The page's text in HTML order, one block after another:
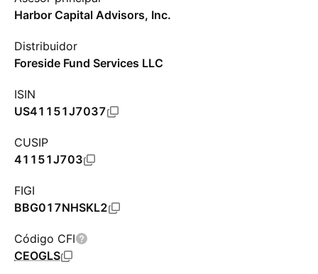
Harbor Capital Advisors, Inc.
Distribuidor
Foreside Fund Services LLC
ISIN
US41151J7037
CUSIP
41151J703
FIGI
BBG017NHSKL2
Código CFI
CEOGLS